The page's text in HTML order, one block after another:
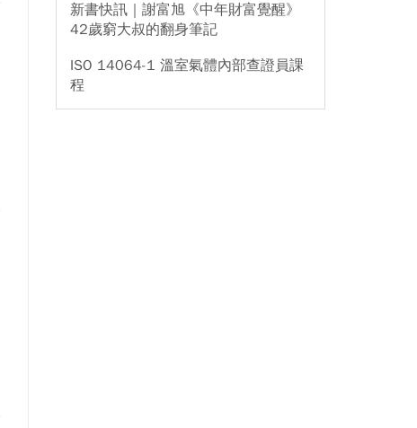
新書快訊｜謝富旭《中年財富覺醒》
42歲窮大叔的翻身筆記
ISO 14064-1 溫室氣體內部查證員課
程